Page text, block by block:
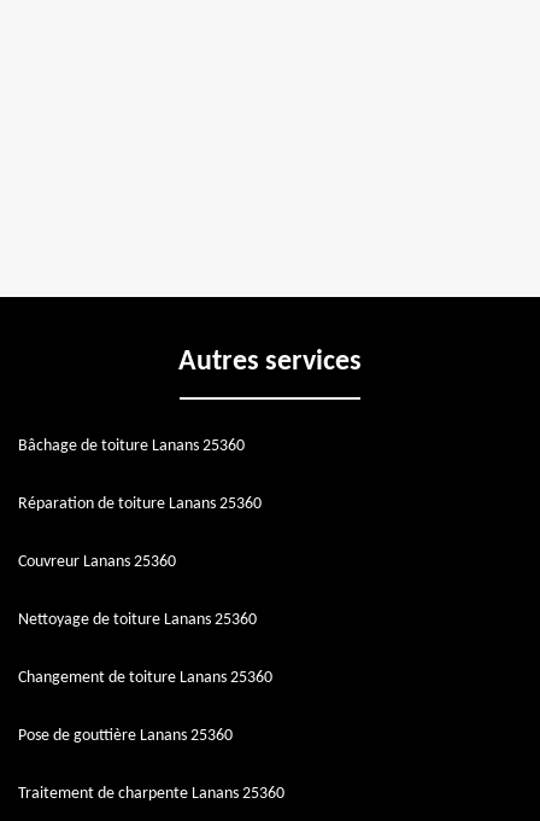
Autres services
Bâchage de toiture Lanans 25360
Réparation de toiture Lanans 25360
Couvreur Lanans 25360
Nettoyage de toiture Lanans 25360
Changement de toiture Lanans 25360
Pose de gouttière Lanans 25360
Traitement de charpente Lanans 25360